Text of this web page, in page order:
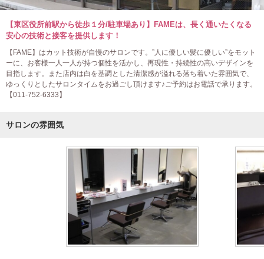
【東区役所前駅から徒歩１分/駐車場あり】FAMEは、長く通いたくなる
安心の技術と接客を提供します！
【FAME】はカット技術が自慢のサロンです。”人に優しい髪に優しい”をモット
ーに、お客様一人一人が持つ個性を活かし、再現性・持続性の高いデザインを
目指します。また店内は白を基調とした清潔感が溢れる落ち着いた雰囲気で、
ゆっくりとしたサロンタイムをお過ごし頂けます♪ご予約はお電話で承ります。
【011-752-6333】
サロンの雰囲気